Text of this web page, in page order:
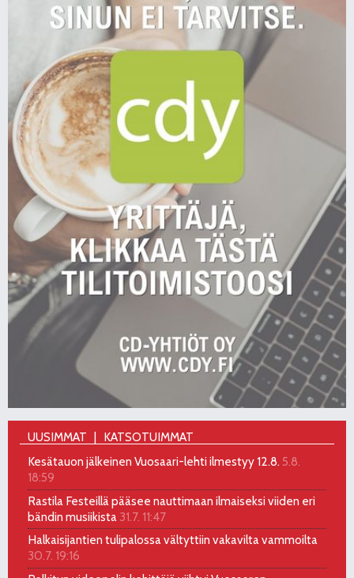
UUSIMMAT
KATSOTUIMMAT
Kesätauon jälkeinen Vuosaari-lehti ilmestyy 12.8. 5.8.
18:59
Rastila Festeillä pääsee nauttimaan ilmaiseksi viiden eri
bändin musiikista 31.7. 11:47
Halkaisijantien tulipalossa vältyttiin vakavilta vammoilta
30.7. 19:16